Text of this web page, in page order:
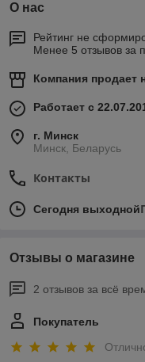
О нас
Рейтинг не
Менее 5 отзывов за
Компания продает
Работает с
г. Минск
Минск, Беларусь
Контакты
Сегодня выходной
Отзывы о магазине
2 отзывов за всё
Покупатель